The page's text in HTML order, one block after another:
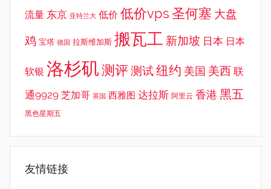
流量 东京 亚特兰大 低价 低价vps 圣何塞 大盘
鸡 宝塔 德国 拉斯维加斯 搬瓦工 新加坡 日本 日本
软银 洛杉矶 测评测试纽约 美国 美西 联
通9929 芝加哥 英国 西雅图 达拉斯 阿里云 香港 黑五
黑色星期五
友情链接